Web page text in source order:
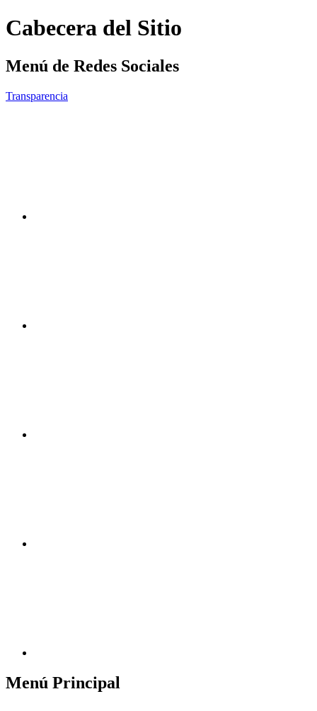
Cabecera del Sitio
Menú de Redes Sociales
Transparencia
Menú Principal